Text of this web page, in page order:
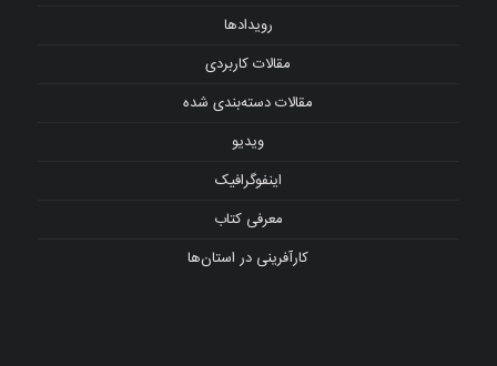
رویدادها
مقالات کاربردی
مقالات دسته‌بندی شده
ویدیو
اینفوگرافیک
معرفی کتاب
کارآفرینی در استان‌ها